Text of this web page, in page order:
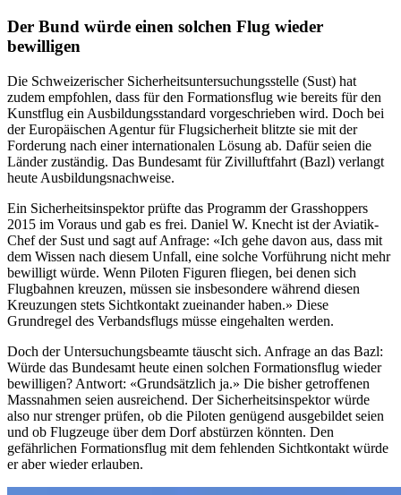
Der Bund würde einen solchen Flug wieder
bewilligen
Die Schweizerischer Sicherheitsuntersuchungsstelle (Sust) hat
zudem empfohlen, dass für den Formationsflug wie bereits für den
Kunstflug ein Ausbildungsstandard vorgeschrieben wird. Doch bei
der Europäischen Agentur für Flugsicherheit blitzte sie mit der
Forderung nach einer internationalen Lösung ab. Dafür seien die
Länder zuständig. Das Bundesamt für Zivilluftfahrt (Bazl) verlangt
heute Ausbildungsnachweise.
Ein Sicherheitsinspektor prüfte das Programm der Grasshoppers
2015 im Voraus und gab es frei. Daniel W. Knecht ist der Aviatik-
Chef der Sust und sagt auf Anfrage: «Ich gehe davon aus, dass mit
dem Wissen nach diesem Unfall, eine solche Vorführung nicht mehr
bewilligt würde. Wenn Piloten Figuren fliegen, bei denen sich
Flugbahnen kreuzen, müssen sie insbesondere während diesen
Kreuzungen stets Sichtkontakt zueinander haben.» Diese
Grundregel des Verbandsflugs müsse eingehalten werden.
Doch der Untersuchungsbeamte täuscht sich. Anfrage an das Bazl:
Würde das Bundesamt heute einen solchen Formationsflug wieder
bewilligen? Antwort: «Grundsätzlich ja.» Die bisher getroffenen
Massnahmen seien ausreichend. Der Sicherheitsinspektor würde
also nur strenger prüfen, ob die Piloten genügend ausgebildet seien
und ob Flugzeuge über dem Dorf abstürzen könnten. Den
gefährlichen Formationsflug mit dem fehlenden Sichtkontakt würde
er aber wieder erlauben.